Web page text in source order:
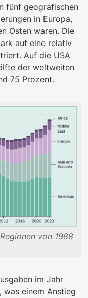
fünf geografischen
in Europa,
Osten waren. Die
auf eine relativ
Auf die USA
der weltweiten
75 Prozent.
von 1988
im Jahr
einem Anstieg